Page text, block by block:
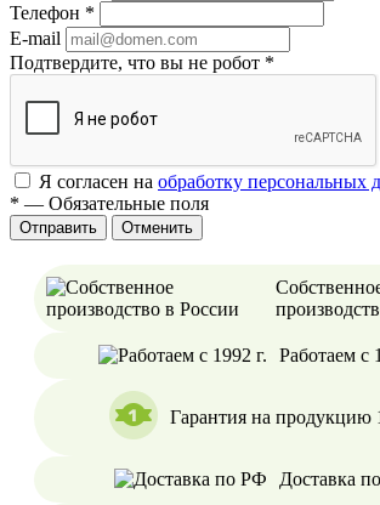
Телефон *
E-mail
Подтвердите, что вы не робот *
Я согласен на обработку персональных
* — Обязательные поля
Отменить
Работаем с
Гарантия на продукцию
Доставка